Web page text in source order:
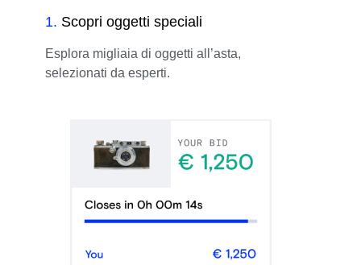
1. Scopri oggetti speciali
Esplora migliaia di oggetti all’asta,
selezionati da esperti.